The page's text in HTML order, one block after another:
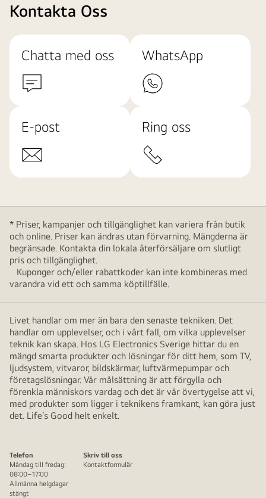
Kontakta Oss
Chatta med oss WhatsApp
E-post Ring oss
* Priser, kampanjer och tillgänglighet kan variera från butik
och online. Priser kan ändras utan förvarning. Mängderna är
begränsade. Kontakta din lokala återförsäljare om slutligt
pris och tillgänglighet.
Kuponger och/eller rabattkoder kan inte kombineras med
varandra vid ett och samma köptillfälle.
Livet handlar om mer än bara den senaste tekniken. Det
handlar om upplevelser, och i vårt fall, om vilka upplevelser
teknik kan skapa. Hos LG Electronics Sverige hittar du en
mängd smarta produkter och lösningar för ditt hem, som TV,
ljudsystem, vitvaror, bildskärmar, luftvärmepumpar och
företagslösningar. Vår målsättning är att förgylla och
förenkla människors vardag och det är vår övertygelse att vi,
med produkter som ligger i teknikens framkant, kan göra just
det. Life’s Good helt enkelt.
Telefon
Måndag till fredag:
08:00–17:00
Allmänna helgdagar
stängt
Skriv till oss
Kontaktformulär